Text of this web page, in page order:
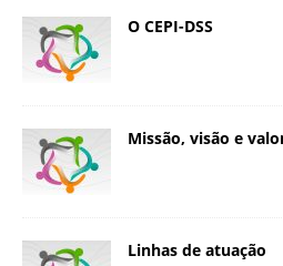
O CEPI-DSS
Missão, visão e
Linhas de atuação